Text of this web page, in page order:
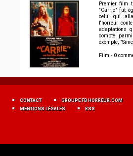
Premier film
"Carrie" fut
celui qui
l'horreur
adaptations
compte
exemple,
Film - 0
MENU
FR
CONTACT GROUPE FB HORREUR.COM
MENTIONS LÉGALES
RSS